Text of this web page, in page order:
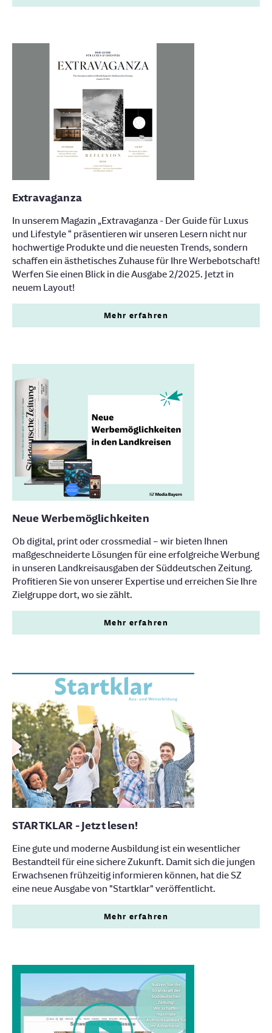
Extravaganza
In unserem Magazin „Extravaganza - Der Guide für Luxus
und Lifestyle “ präsentieren wir unseren Lesern nicht nur
hochwertige Produkte und die neuesten Trends, sondern
schaffen ein ästhetisches Zuhause für Ihre Werbebotschaft!
Werfen Sie einen Blick in die Ausgabe 2/2025. Jetzt in
neuem Layout!
Mehr erfahren
Neue Werbemöglichkeiten
Ob digital, print oder crossmedial – wir bieten Ihnen
maßgeschneiderte Lösungen für eine erfolgreiche Werbung
in unseren Landkreisausgaben der Süddeutschen Zeitung.
Profitieren Sie von unserer Expertise und erreichen Sie Ihre
Zielgruppe dort, wo sie zählt.
Mehr erfahren
STARTKLAR - Jetzt lesen!
Eine gute und moderne Ausbildung ist ein wesentlicher
Bestandteil für eine sichere Zukunft. Damit sich die jungen
Erwachsenen frühzeitig informieren können, hat die SZ
eine neue Ausgabe von "Startklar" veröffentlicht.
Mehr erfahren